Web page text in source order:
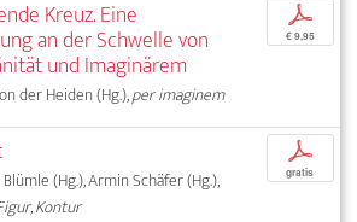
Kreuz. Eine
an der Schwelle von
und Imaginärem
der Heiden (Hg.),per imaginem
p
€ 9,95
(Hg.), Armin Schäfer (Hg.),
Kontur
p
gratis